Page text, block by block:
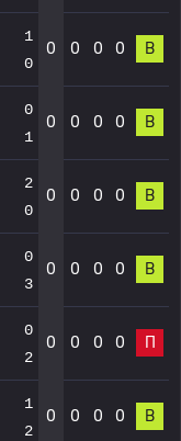
1
0
0 0 0 0 В
0
1
0 0 0 0 В
2
0
0 0 0 0 В
0
3
0 0 0 0 В
0
2
0 0 0 0 П
1
2
0 0 0 0 В